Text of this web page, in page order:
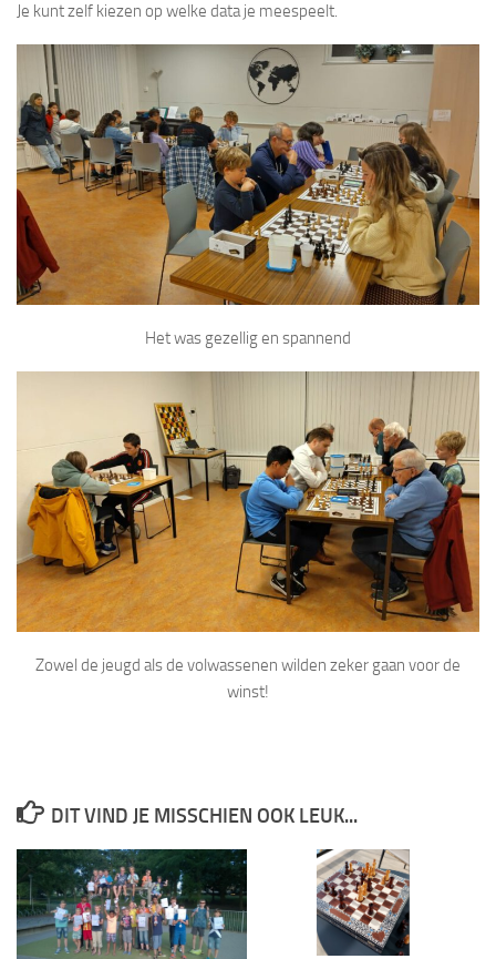
Je kunt zelf kiezen op welke data je meespeelt.
Het was gezellig en spannend
Zowel de jeugd als de volwassenen wilden zeker gaan voor de
winst!
DIT VIND JE MISSCHIEN OOK LEUK...